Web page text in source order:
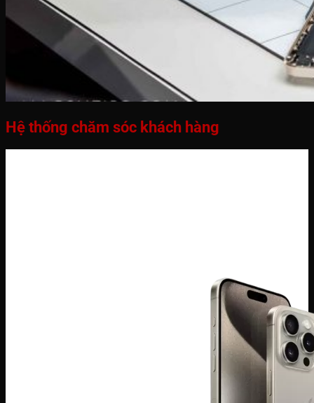
Hệ thống chăm sóc khách hàng